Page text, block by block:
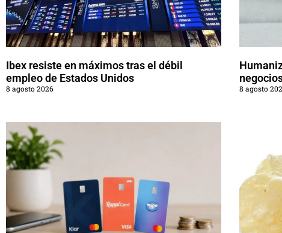
Ibex resiste en máximos tras el débil
empleo de Estados Unidos
8 agosto 2026 8 agosto